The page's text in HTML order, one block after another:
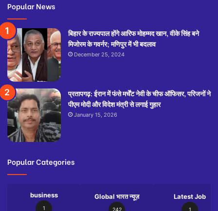
Popular News
बिहार के राज्यपाल होंगे आरिफ मोहम्मद खान, वीके सिंह बने
मिजोरम के गवर्नर; मणिपुर में भी बदलाव
December 25, 2024
प्रतापगढ़: ईरान में फंसे मर्चेंट नेवी के चीफ ऑफिसर, परिजनों ने
पीएम मोदी और विदेश मंत्री से लगाई गुहार
January 15, 2026
Popular Categories
business
1
Global भारत न्यूज़ Latest Job